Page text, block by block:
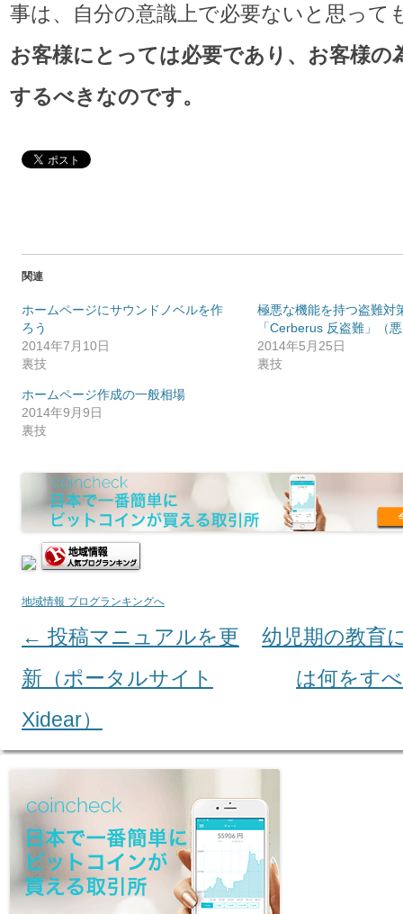
事は、自分の意識上で必要ないと思って
お客様にとっては必要であり、 お客様の
するべきなのです。
関連
ホームページにサウンドノベルを作
ろう
2014年7月10日
裏技
極悪な機能を持つ盗難対
「Cerberus 反盗難」（
2014年5月25日
裏技
ホームページ作成の一般相場
2014年9月9日
裏技
地域情報 ブログランキングへ
Post navigation
← 投稿マニュアルを更
新（ポータルサイト
Xidear）
幼児期の教育
は何をす